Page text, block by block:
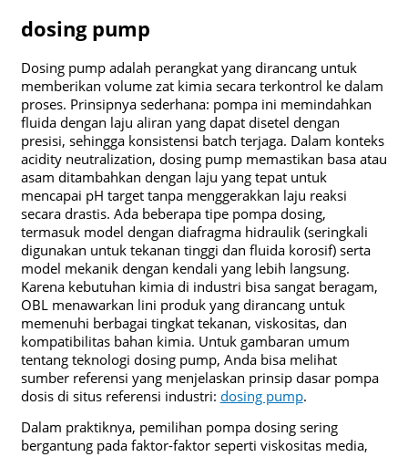
dosing pump
Dosing pump adalah perangkat yang dirancang untuk
memberikan volume zat kimia secara terkontrol ke dalam
proses. Prinsipnya sederhana: pompa ini memindahkan
fluida dengan laju aliran yang dapat disetel dengan
presisi, sehingga konsistensi batch terjaga. Dalam konteks
acidity neutralization, dosing pump memastikan basa atau
asam ditambahkan dengan laju yang tepat untuk
mencapai pH target tanpa menggerakkan laju reaksi
secara drastis. Ada beberapa tipe pompa dosing,
termasuk model dengan diafragma hidraulik (seringkali
digunakan untuk tekanan tinggi dan fluida korosif) serta
model mekanik dengan kendali yang lebih langsung.
Karena kebutuhan kimia di industri bisa sangat beragam,
OBL menawarkan lini produk yang dirancang untuk
memenuhi berbagai tingkat tekanan, viskositas, dan
kompatibilitas bahan kimia. Untuk gambaran umum
tentang teknologi dosing pump, Anda bisa melihat
sumber referensi yang menjelaskan prinsip dasar pompa
dosis di situs referensi industri: dosing pump.
Dalam praktiknya, pemilihan pompa dosing sering
bergantung pada faktor-faktor seperti viskositas media,